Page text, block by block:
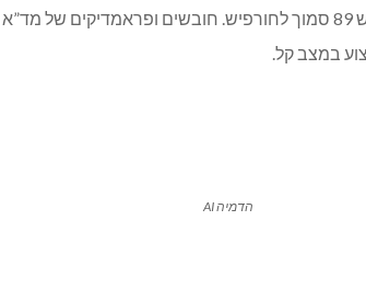
בשעה 17:07 (15/4/25) התקבל דיווח במוקד 101 של מד”א במרחב אשר על רוכב אופנוע שנפגע מרכב בכביש 89 סמוך
במצב קל.
הדמיה AI